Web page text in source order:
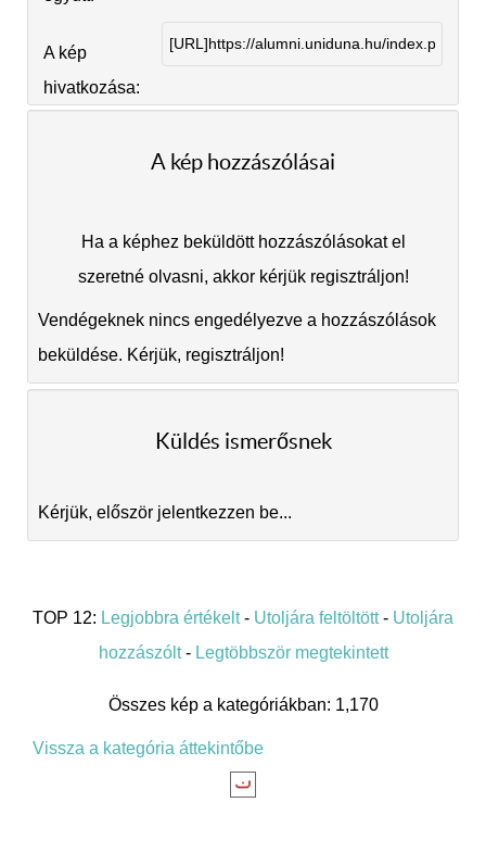
A kép
hivatkozása:
A kép hozzászólásai
Ha a képhez beküldött hozzászólásokat el
szeretné olvasni, akkor kérjük regisztráljon!
Vendégeknek nincs engedélyezve a hozzászólások
beküldése. Kérjük, regisztráljon!
Küldés ismerősnek
Kérjük, először jelentkezzen be...
TOP 12: Legjobbra értékelt- Utoljára feltöltött- Utoljára
hozzászólt- Legtöbbször megtekintett
Összes kép a kategóriákban: 1,170
Vissza a kategória áttekintőbe